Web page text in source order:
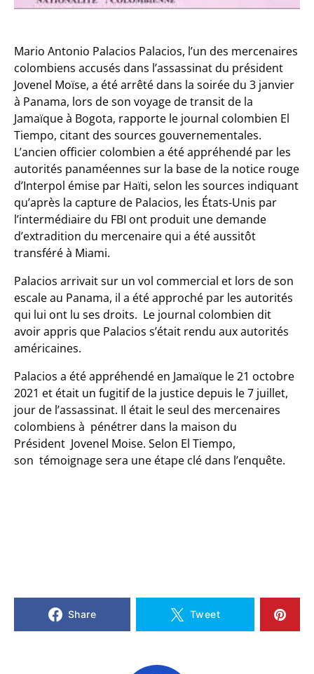
Mario Antonio Palacios Palacios, l’un des mercenaires
colombiens accusés dans l’assassinat du président
Jovenel Moïse, a été arrêté dans la soirée du 3 janvier
à Panama, lors de son voyage de transit de la
Jamaïque à Bogota, rapporte le journal colombien El
Tiempo, citant des sources gouvernementales.
L’ancien officier colombien a été appréhendé par les
autorités panaméennes sur la base de la notice rouge
d’Interpol émise par Haïti, selon les sources indiquant
qu’après la capture de Palacios, les États-Unis par
l’intermédiaire du FBI ont produit une demande
d’extradition du mercenaire qui a été aussitôt
transféré à Miami.
Palacios arrivait sur un vol commercial et lors de son
escale au Panama, il a été approché par les autorités
qui lui ont lu ses droits. Le journal colombien dit
avoir appris que Palacios s’était rendu aux autorités
américaines.
Palacios a été appréhendé en Jamaïque le 21 octobre
2021 et était un fugitif de la justice depuis le 7 juillet,
jour de l’assassinat. Il était le seul des mercenaires
colombiens à pénétrer dans la maison du
Président Jovenel Moise. Selon El Tiempo,
son témoignage sera une étape clé dans l’enquête.
Share Tweet